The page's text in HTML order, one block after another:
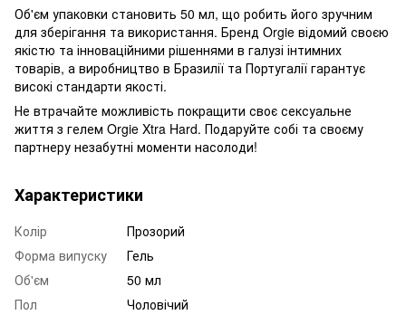
Об'єм упаковки становить 50 мл, що робить його зручним
для зберігання та використання. Бренд Orgie відомий своєю
якістю та інноваційними рішеннями в галузі інтимних
товарів, а виробництво в Бразилії та Португалії гарантує
високі стандарти якості.
Не втрачайте можливість покращити своє сексуальне
життя з гелем Orgie Xtra Hard. Подаруйте собі та своєму
партнеру незабутні моменти насолоди!
Характеристики
Колір
Прозорий
Форма випуску
Гель
Об'єм
50 мл
Пол
Чоловічий